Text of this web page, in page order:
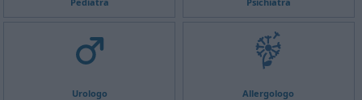
Urologo Allergologo